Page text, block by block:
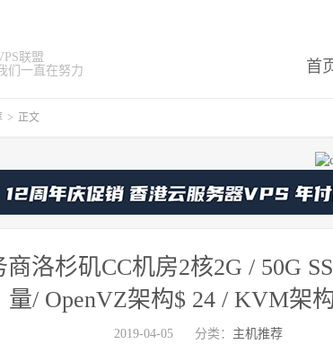
联盟
们一直在努力
首
> 正文
洛杉矶CC机房2核2G / 50G
量/ OpenVZ架构$ 24 / KVM架
2019-04-05 分类： 主机推荐